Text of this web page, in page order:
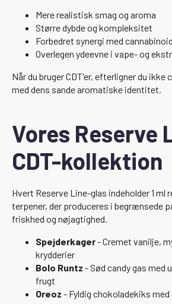
Mere realistisk smag og aroma
Større dybde og kompleksitet
Forbedret synergi med
Overlegen ydeevne i vape- og
Når du bruger CDT'er, efterligner du ikke
med dens sande aromatiske identitet.
Vores Reserve
CDT-kollektion
Hvert Reserve Line-glas indeholder 1 ml
terpener, der produceres i begrænsede
friskhed og nøjagtighed.
Spejderkager- Cremet vanilje,
krydderier
Bolo Runtz - Sød candy gas med
frugt
Oreoz - Fyldig chokoladekiks